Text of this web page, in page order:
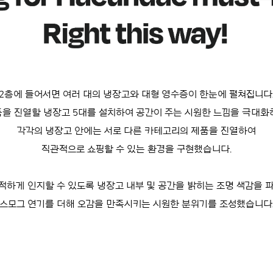
2층에 들어서면 여러 대의 냉장고와 대형 영수증이 한눈에 펼쳐집니다.
진열할 냉장고 5대를 설치하여 공간이 주는 시원한 느낌을 극대화
각각의 냉장고 안에는 서로 다른 카테고리의 제품을 진열하여
직관적으로 쇼핑할 수 있는 환경을 구현했습니다.
하게 인지할 수 있도록 냉장고 내부 및 공간을 밝히는 조명 색감을
스모그 연기를 더해 오감을 만족시키는 시원한 분위기를 조성했습니다.